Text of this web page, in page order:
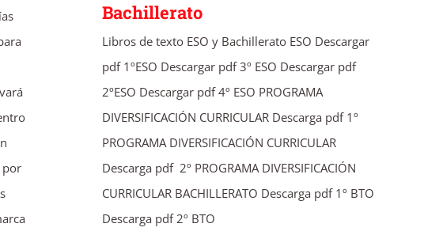
por
Bachillerato
Libros de texto ESO y Bachillerato ESO Descargar
pdf 1ºESO Descargar pdf 3º ESO Descargar pdf
2ºESO Descargar pdf 4º ESO PROGRAMA
DIVERSIFICACIÓN CURRICULAR Descarga pdf 1º
PROGRAMA DIVERSIFICACIÓN CURRICULAR
Descarga pdf 2º PROGRAMA DIVERSIFICACIÓN
CURRICULAR BACHILLERATO Descarga pdf 1º BTO
Descarga pdf 2º BTO